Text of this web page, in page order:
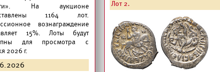
На аукционе
1164 лот.
вознаграждение
15%. Лоты будут
для просмотра с
2026 г.
Лот 2.